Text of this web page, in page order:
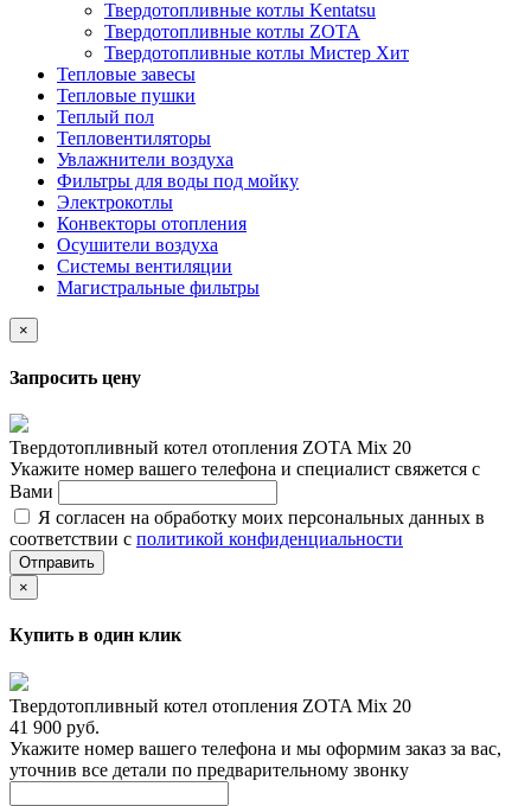
Твердотопливные котлы Kentatsu
Твердотопливные котлы ZOTA
Твердотопливные котлы Мистер Хит
Тепловые завесы
Тепловые пушки
Теплый пол
Тепловентиляторы
Увлажнители воздуха
Фильтры для воды под мойку
Электрокотлы
Конвекторы отопления
Осушители воздуха
Системы вентиляции
Магистральные фильтры
×
Запросить цену
Твердотопливный котел отопления ZOTA Mix 20
Укажите номер вашего телефона и специалист свяжется с
Вами
Я согласен на обработку моих персональных данных в
соответствии с политикой конфиденциальности
Отправить
×
Купить в один клик
Твердотопливный котел отопления ZOTA Mix 20
41 900 руб.
Укажите номер вашего телефона и мы оформим заказ за вас,
уточнив все детали по предварительному звонку